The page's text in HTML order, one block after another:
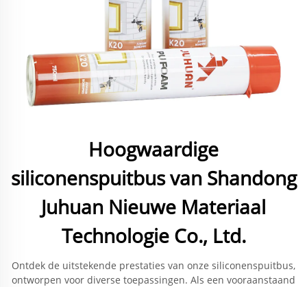
Hoogwaardige
siliconenspuitbus van Shandong
Juhuan Nieuwe Materiaal
Technologie Co., Ltd.
Ontdek de uitstekende prestaties van onze siliconenspuitbus,
ontworpen voor diverse toepassingen. Als een vooraanstaand